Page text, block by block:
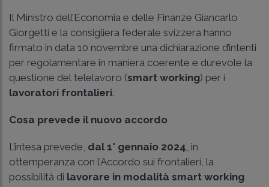
Il Ministro dell’Economia e delle Finanze Giancarlo
Giorgetti e la consigliera federale svizzera hanno
firmato in data 10 novembre una dichiarazione d’intenti
per regolamentare in maniera coerente e durevole la
questione del telelavoro (smart working) per i
lavoratori frontalieri.
Cosa prevede il nuovo accordo
L’intesa prevede, dal 1° gennaio 2024, in
ottemperanza con l’Accordo sui frontalieri, la
possibilità di lavorare in modalità smart working